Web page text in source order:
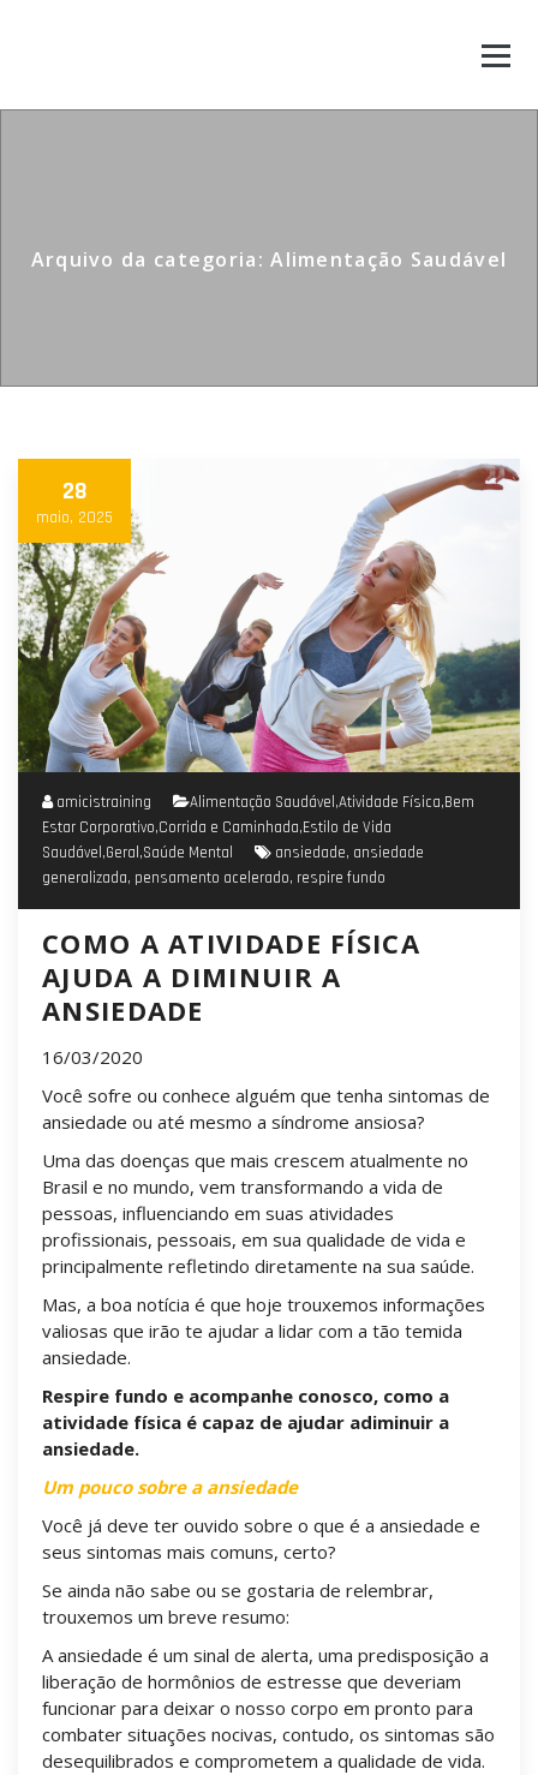
Arquivo da categoria: Alimentação Saudável
28
maio, 2025
amicistraining Alimentação Saudável,Atividade Física,Bem
Estar Corporativo,Corrida e Caminhada,Estilo de Vida
Saudável,Geral,Saúde Mental ansiedade, ansiedade
generalizada, pensamento acelerado, respire fundo
COMO A ATIVIDADE FÍSICA
AJUDA A DIMINUIR A
ANSIEDADE
16/03/2020
Você sofre ou conhece alguém que tenha sintomas de
ansiedade ou até mesmo a síndrome ansiosa?
Uma das doenças que mais crescem atualmente no
Brasil e no mundo, vem transformando a vida de
pessoas, influenciando em suas atividades
profissionais, pessoais, em sua qualidade de vida e
principalmente refletindo diretamente na sua saúde.
Mas, a boa notícia é que hoje trouxemos informações
valiosas que irão te ajudar a lidar com a tão temida
ansiedade.
Respire fundo e acompanhe conosco, como a
atividade física é capaz de ajudar adiminuir a
ansiedade.
Um pouco sobre a ansiedade
Você já deve ter ouvido sobre o que é a ansiedade e
seus sintomas mais comuns, certo?
Se ainda não sabe ou se gostaria de relembrar,
trouxemos um breve resumo:
A ansiedade é um sinal de alerta, uma predisposição a
liberação de hormônios de estresse que deveriam
funcionar para deixar o nosso corpo em pronto para
combater situações nocivas, contudo, os sintomas são
desequilibrados e comprometem a qualidade de vida.